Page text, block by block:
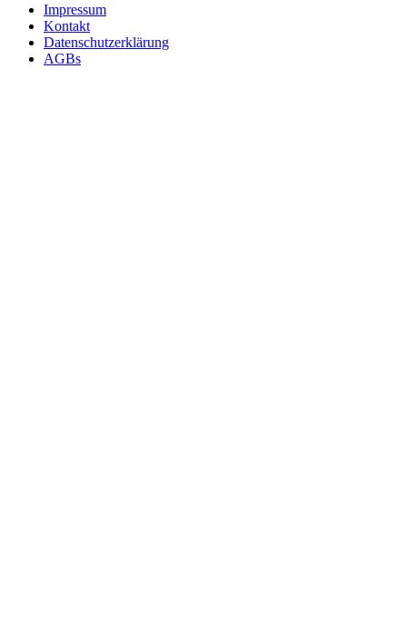
Impressum
Kontakt
Datenschutzerklärung
AGBs